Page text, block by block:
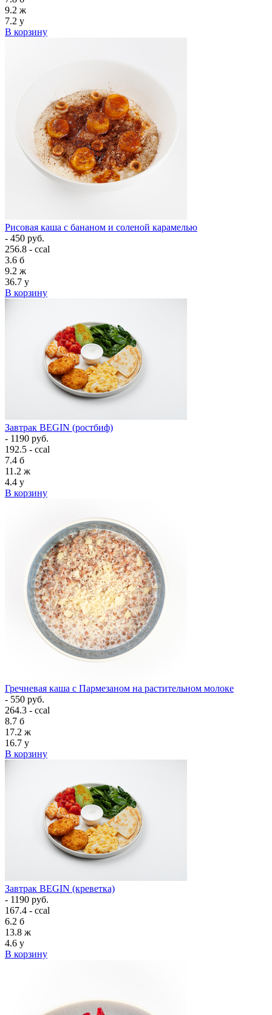
9.2 ж
7.2 у
В корзину
Рисовая каша с бананом и соленой карамелью
- 450 руб.
256.8 - ccal
3.6 б
9.2 ж
36.7 у
В корзину
Завтрак BEGIN (ростбиф)
- 1190 руб.
192.5 - ccal
7.4 б
11.2 ж
4.4 у
В корзину
Гречневая каша с Пармезаном на растительном молоке
- 550 руб.
264.3 - ccal
8.7 б
17.2 ж
16.7 у
В корзину
Завтрак BEGIN (креветка)
- 1190 руб.
167.4 - ccal
6.2 б
13.8 ж
4.6 у
В корзину